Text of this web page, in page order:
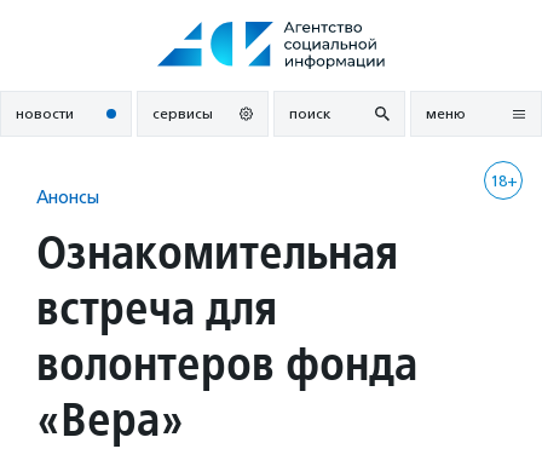
новости сервисы поиск меню
18+
Анонсы
Ознакомительная
встреча для
волонтеров фонда
«Вера»